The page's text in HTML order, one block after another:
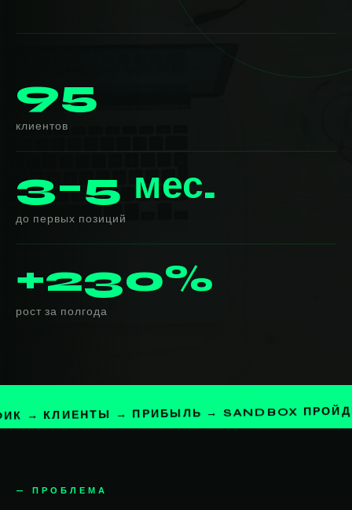
95
клиентов
3–5 мес.
до первых позиций
+230%
рост за полгода
→ ПРИБЫЛЬ → SANDBOX ПРОЙДЕН
— ПРОБЛЕМА